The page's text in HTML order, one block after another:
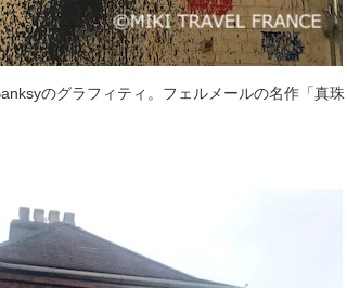
のグラフィティ。フェルメールの名作「真珠